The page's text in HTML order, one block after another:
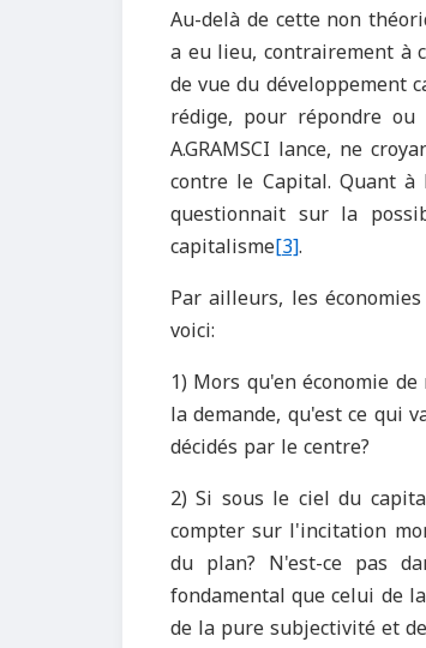
Au-delà de cette non
a eu lieu, contrairement à
de vue du développement
rédige, pour répondre
A.GRAMSCI lance, ne
contre le Capital. Quant à
questionnait sur la
capitalisme[3].
Par ailleurs, les
voici:
1) Mors qu'en économie
la demande, qu'est ce qui
décidés par le centre?
2) Si sous le ciel du
compter sur l'incitation
du plan? N'est-ce pas
fondamental que celui de
de la pure subjectivité et